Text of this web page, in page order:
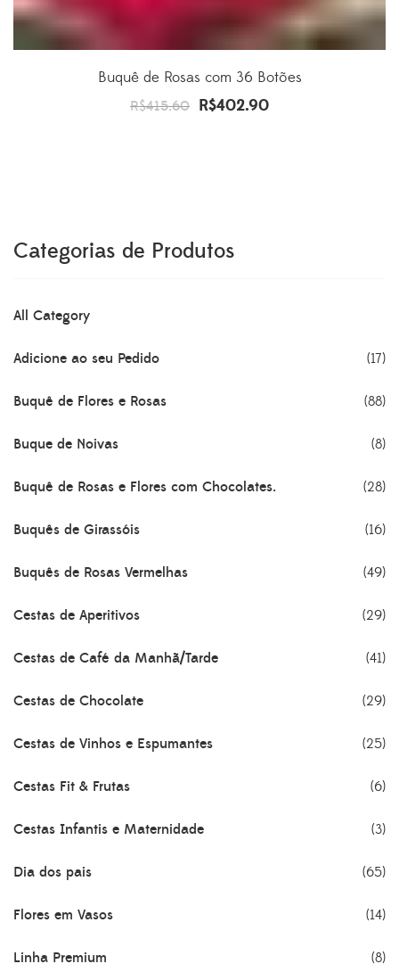
Buquê de Rosas com 36 Botões
R$415.60
O
R$402.90O
Categorias de Produtos
All Category
Adicione ao seu Pedido (17)
Buquê de Flores e Rosas (88)
Buque de Noivas (8)
Buquê de Rosas e Flores com Chocolates. (28)
Buquês de Girassóis (16)
Buquês de Rosas Vermelhas (49)
Cestas de Aperitivos (29)
Cestas de Café da Manhã/Tarde (41)
Cestas de Chocolate (29)
Cestas de Vinhos e Espumantes (25)
Cestas Fit & Frutas (6)
Cestas Infantis e Maternidade (3)
Dia dos pais (65)
Flores em Vasos (14)
Linha Premium (8)